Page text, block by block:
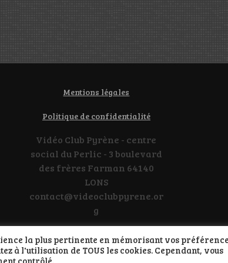
Mentions légales
Politique de confidentialité
Vidéo Club Pyrène - centre
social du Perlic - 3 boulevard
des frères Farman 64140
LONS
contact@videoclubpyrene.or
g
Propulsé par WordPress
la plus pertinente en mémorisant vos
à l'utilisation de TOUS les cookies. Cependant, vous
contrôlé.